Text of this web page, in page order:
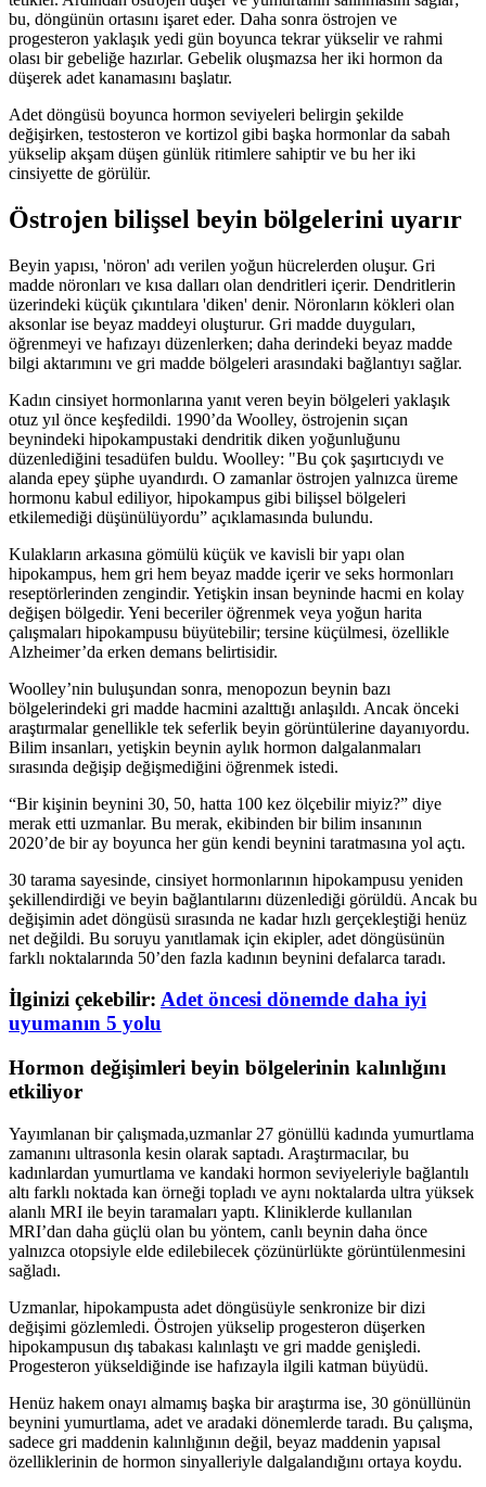
bu, döngünün ortasını işaret eder. Daha sonra östrojen ve
progesteron yaklaşık yedi gün boyunca tekrar yükselir ve rahmi
olası bir gebeliğe hazırlar. Gebelik oluşmazsa her iki hormon da
düşerek adet kanamasını başlatır.
Adet döngüsü boyunca hormon seviyeleri belirgin şekilde
değişirken, testosteron ve kortizol gibi başka hormonlar da sabah
yükselip akşam düşen günlük ritimlere sahiptir ve bu her iki
cinsiyette de görülür.
Östrojen bilişsel beyin bölgelerini uyarır
Beyin yapısı, 'nöron' adı verilen yoğun hücrelerden oluşur. Gri
madde nöronları ve kısa dalları olan dendritleri içerir. Dendritlerin
üzerindeki küçük çıkıntılara 'diken' denir. Nöronların kökleri olan
aksonlar ise beyaz maddeyi oluşturur. Gri madde duyguları,
öğrenmeyi ve hafızayı düzenlerken; daha derindeki beyaz madde
bilgi aktarımını ve gri madde bölgeleri arasındaki bağlantıyı sağlar.
Kadın cinsiyet hormonlarına yanıt veren beyin bölgeleri yaklaşık
otuz yıl önce keşfedildi. 1990’da Woolley, östrojenin sıçan
beynindeki hipokampustaki dendritik diken yoğunluğunu
düzenlediğini tesadüfen buldu. Woolley: "Bu çok şaşırtıcıydı ve
alanda epey şüphe uyandırdı. O zamanlar östrojen yalnızca üreme
hormonu kabul ediliyor, hipokampus gibi bilişsel bölgeleri
etkilemediği düşünülüyordu” açıklamasında bulundu.
Kulakların arkasına gömülü küçük ve kavisli bir yapı olan
hipokampus, hem gri hem beyaz madde içerir ve seks hormonları
reseptörlerinden zengindir. Yetişkin insan beyninde hacmi en kolay
değişen bölgedir. Yeni beceriler öğrenmek veya yoğun harita
çalışmaları hipokampusu büyütebilir; tersine küçülmesi, özellikle
Alzheimer’da erken demans belirtisidir.
Woolley’nin buluşundan sonra, menopozun beynin bazı
bölgelerindeki gri madde hacmini azalttığı anlaşıldı. Ancak önceki
araştırmalar genellikle tek seferlik beyin görüntülerine dayanıyordu.
Bilim insanları, yetişkin beynin aylık hormon dalgalanmaları
sırasında değişip değişmediğini öğrenmek istedi.
“Bir kişinin beynini 30, 50, hatta 100 kez ölçebilir miyiz?” diye
merak etti uzmanlar. Bu merak, ekibinden bir bilim insanının
2020’de bir ay boyunca her gün kendi beynini taratmasına yol açtı.
30 tarama sayesinde, cinsiyet hormonlarının hipokampusu yeniden
şekillendirdiği ve beyin bağlantılarını düzenlediği görüldü. Ancak bu
değişimin adet döngüsü sırasında ne kadar hızlı gerçekleştiği henüz
net değildi. Bu soruyu yanıtlamak için ekipler, adet döngüsünün
farklı noktalarında 50’den fazla kadının beynini defalarca taradı.
İlginizi çekebilir: Adet öncesi dönemde daha iyi
uyumanın 5 yolu
Hormon değişimleri beyin bölgelerinin kalınlığını
etkiliyor
Yayımlanan bir çalışmada,uzmanlar 27 gönüllü kadında yumurtlama
zamanını ultrasonla kesin olarak saptadı. Araştırmacılar, bu
kadınlardan yumurtlama ve kandaki hormon seviyeleriyle bağlantılı
altı farklı noktada kan örneği topladı ve aynı noktalarda ultra yüksek
alanlı MRI ile beyin taramaları yaptı. Kliniklerde kullanılan
MRI’dan daha güçlü olan bu yöntem, canlı beynin daha önce
yalnızca otopsiyle elde edilebilecek çözünürlükte görüntülenmesini
sağladı.
Uzmanlar, hipokampusta adet döngüsüyle senkronize bir dizi
değişimi gözlemledi. Östrojen yükselip progesteron düşerken
hipokampusun dış tabakası kalınlaştı ve gri madde genişledi.
Progesteron yükseldiğinde ise hafızayla ilgili katman büyüdü.
Henüz hakem onayı almamış başka bir araştırma ise, 30 gönüllünün
beynini yumurtlama, adet ve aradaki dönemlerde taradı. Bu çalışma,
sadece gri maddenin kalınlığının değil, beyaz maddenin yapısal
özelliklerinin de hormon sinyalleriyle dalgalandığını ortaya koydu.